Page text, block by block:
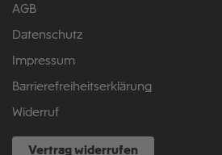
AGB
Datenschutz
Impressum
Barrierefreiheitserklärung
Widerruf
Vertrag widerrufen